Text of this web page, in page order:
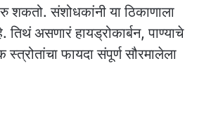
शकतो. संशोधकांनी या ठिकाणाला
असणारं हायड्रोकार्बन, पाण्याचे
फायदा संपूर्ण सौरमालेला